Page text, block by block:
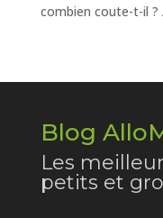
combien coute-t-il
Blog
Les
petits et